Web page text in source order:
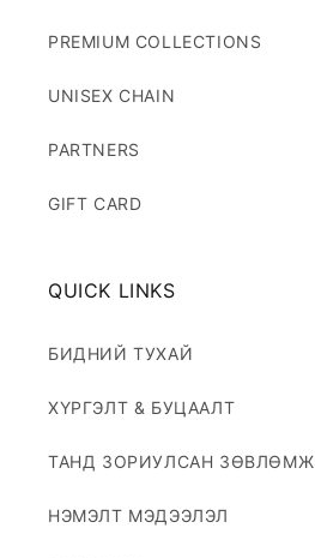
PREMIUM COLLECTIONS
UNISEX CHAIN
PARTNERS
GIFT CARD
QUICK LINKS
БИДНИЙ ТУХАЙ
ХҮРГЭЛТ & БУЦААЛТ
ТАНД ЗОРИУЛСАН ЗӨВЛӨМЖ
НЭМЭЛТ МЭДЭЭЛЭЛ